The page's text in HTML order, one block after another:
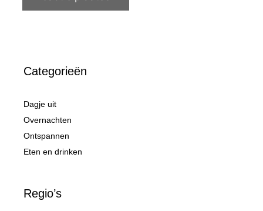
Categorieën
Dagje uit
Overnachten
Ontspannen
Eten en drinken
Regio’s